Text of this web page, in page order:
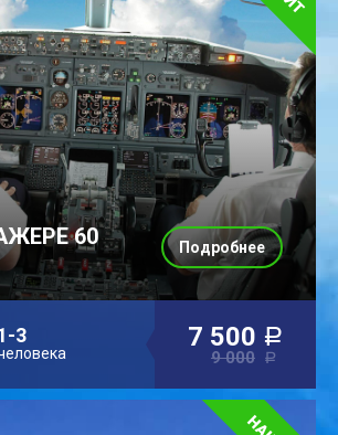
60
3 7 500 a
9 000 a
Подробнее